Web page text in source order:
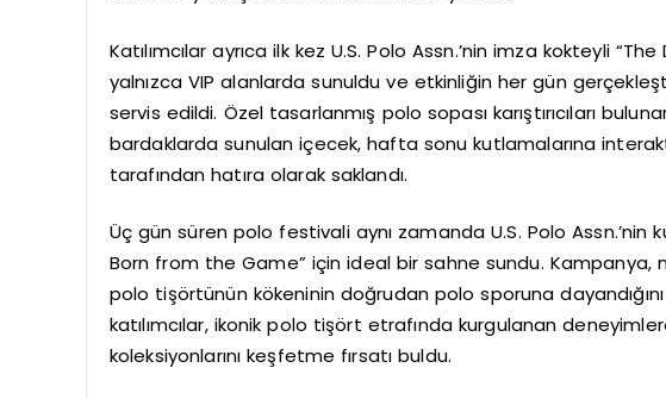
Katılımcılar ayrıca ilk kez U.S. Polo Assn.’nin imza kokteyli
yalnızca VIP alanlarda sunuldu ve etkinliğin her gün
servis edildi. Özel tasarlanmış polo sopası karıştırıcıları
bardaklarda sunulan içecek, hafta sonu kutlamalarına
tarafından hatıra olarak saklandı.
Üç gün süren polo festivali aynı zamanda U.S. Polo
Born from the Game” için ideal bir sahne sundu. Kampanya,
polo tişörtünün kökeninin doğrudan polo sporuna
katılımcılar, ikonik polo tişört etrafında kurgulanan
koleksiyonlarını keşfetme fırsatı buldu.